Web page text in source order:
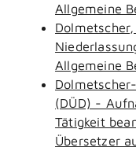
Allgemeine
Allgemeine
(DÜD) -
Tätigkeit
Übersetzer